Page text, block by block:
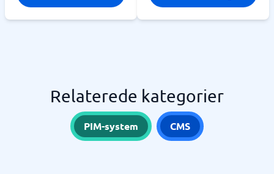
Relaterede kategorier
PIM-system CMS